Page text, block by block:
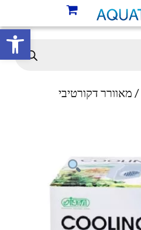
פתח
/ מאוורר דקורטיבי